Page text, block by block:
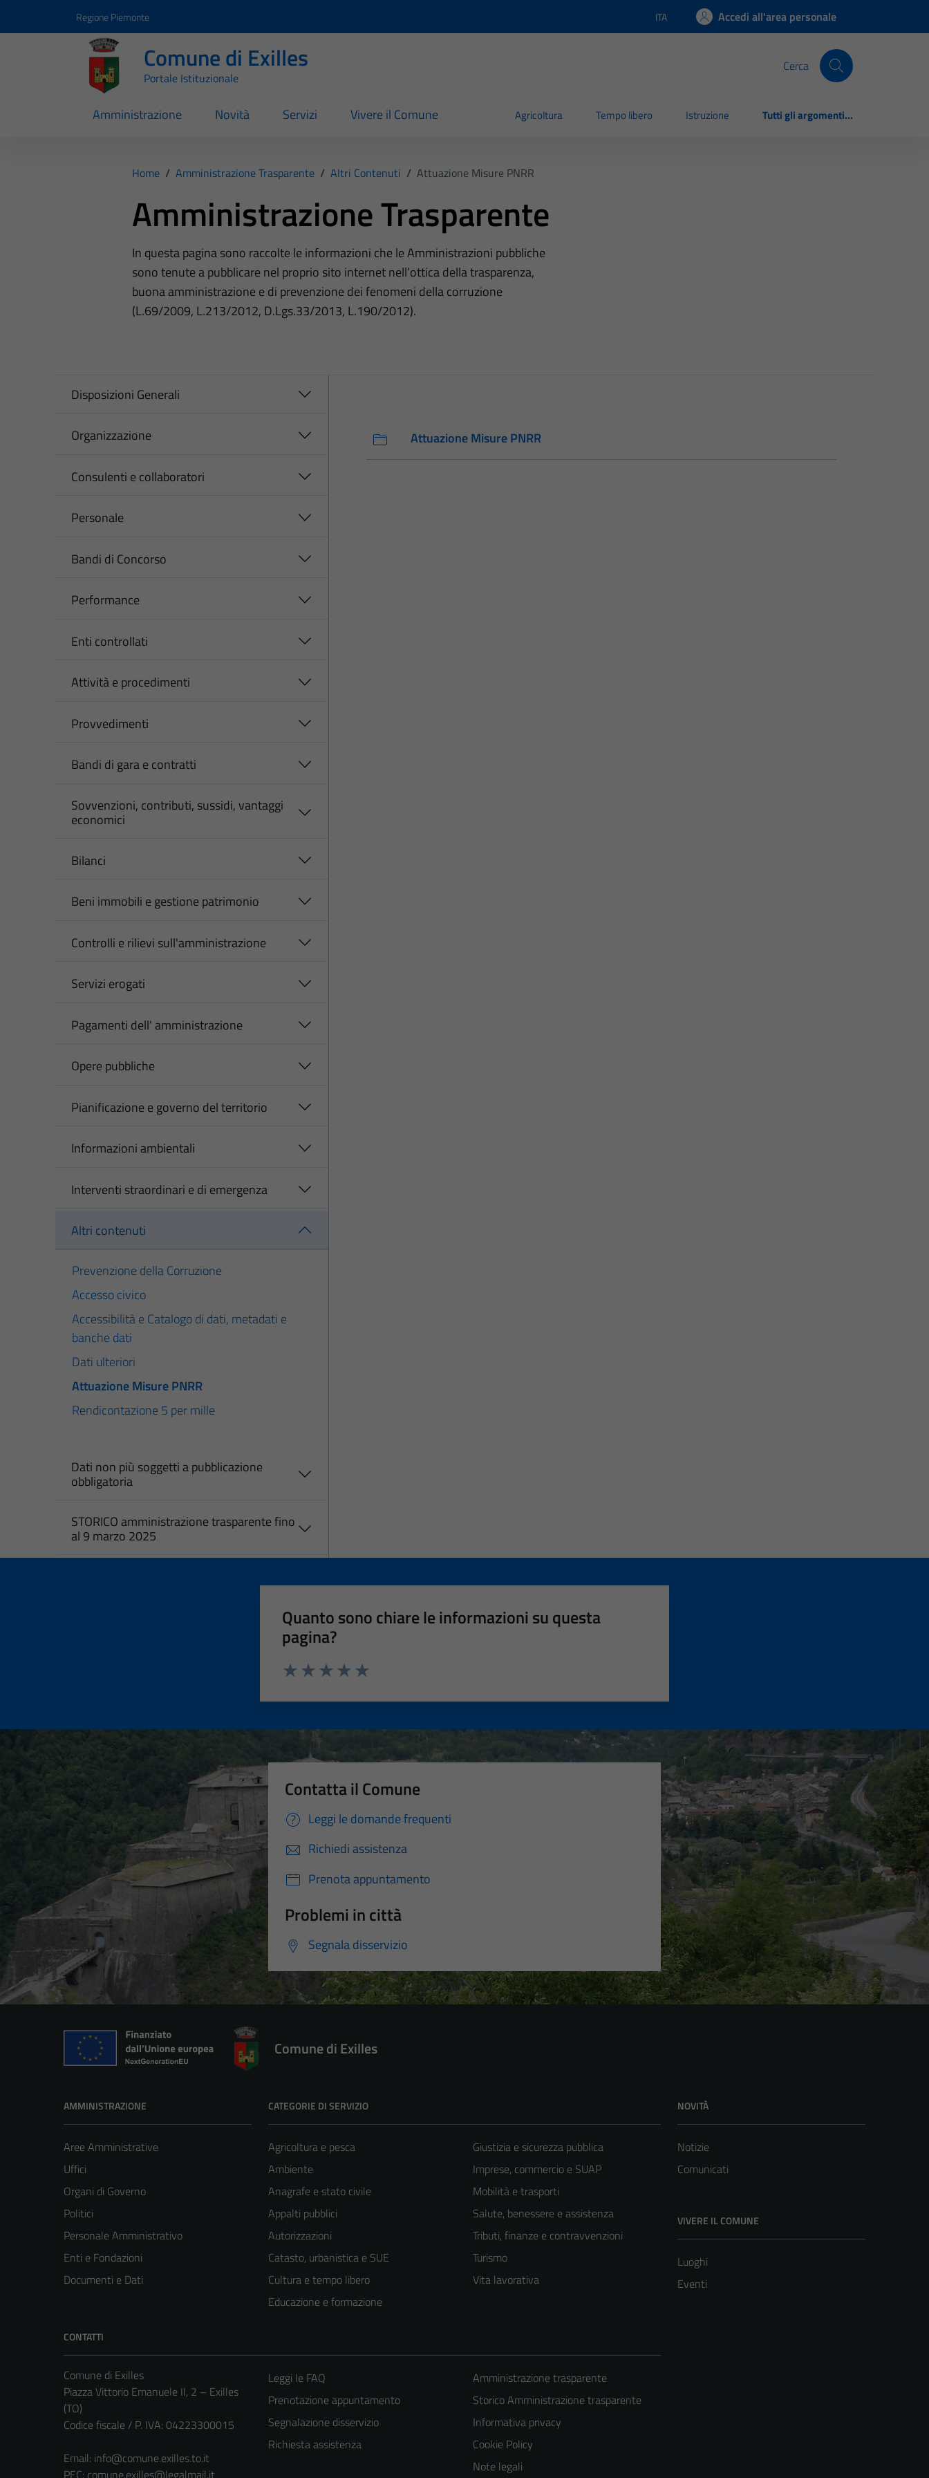
Regione Piemonte Lingua attiva:
ITA Accedi all'area personale
Comune di Exilles
Portale Istituzionale
Cerca
Amministrazione Novità Servizi Vivere il Comune Agricoltura Tempo libero Istruzione Tutti gli argomenti...
Home / Amministrazione Trasparente / Altri Contenuti / Attuazione Misure PNRR
Amministrazione Trasparente
In questa pagina sono raccolte le informazioni che le Amministrazioni pubbliche
sono tenute a pubblicare nel proprio sito internet nell’ottica della trasparenza,
buona amministrazione e di prevenzione dei fenomeni della corruzione
(L.69/2009, L.213/2012, D.Lgs.33/2013, L.190/2012).
Disposizioni Generali
Organizzazione
Consulenti e collaboratori
Personale
Bandi di Concorso
Performance
Enti controllati
Attività e procedimenti
Provvedimenti
Bandi di gara e contratti
Sovvenzioni, contributi, sussidi, vantaggi
economici
Bilanci
Beni immobili e gestione patrimonio
Controlli e rilievi sull'amministrazione
Servizi erogati
Pagamenti dell' amministrazione
Opere pubbliche
Pianificazione e governo del territorio
Informazioni ambientali
Interventi straordinari e di emergenza
Altri contenuti
Prevenzione della Corruzione
Accesso civico
Accessibilità e Catalogo di dati, metadati e
banche dati
Dati ulteriori
Attuazione Misure PNRR
Rendicontazione 5 per mille
Dati non più soggetti a pubblicazione
obbligatoria
STORICO amministrazione trasparente fino
al 9 marzo 2025
Attuazione Misure PNRR
Quanto sono chiare le informazioni su questa
pagina?
Contatta il Comune
Leggi le domande frequenti
Richiedi assistenza
Prenota appuntamento
Problemi in città
Segnala disservizio
Comune di Exilles
AMMINISTRAZIONE
Aree Amministrative
Uffici
Organi di Governo
Politici
Personale Amministrativo
Enti e Fondazioni
Documenti e Dati
CATEGORIE DI SERVIZIO
Agricoltura e pesca
Ambiente
Anagrafe e stato civile
Appalti pubblici
Autorizzazioni
Catasto, urbanistica e SUE
Cultura e tempo libero
Educazione e formazione
Giustizia e sicurezza pubblica
Imprese, commercio e SUAP
Mobilità e trasporti
Salute, benessere e assistenza
Tributi, finanze e contravvenzioni
Turismo
Vita lavorativa
NOVITÀ
Notizie
Comunicati
VIVERE IL COMUNE
Luoghi
Eventi
CONTATTI
Comune di Exilles
Piazza Vittorio Emanuele II, 2 – Exilles
(TO)
Codice fiscale / P. IVA: 04223300015
Email: info@comune.exilles.to.it
Leggi le FAQ
Prenotazione appuntamento
Segnalazione disservizio
Richiesta assistenza
Amministrazione trasparente
Storico Amministrazione trasparente
Informativa privacy
Cookie Policy
Note legali
Tecnici
sono necessari
per il
funzionamento